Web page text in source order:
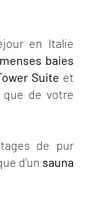
en Italie
baies
Suite et
de votre
de pur
d'un sauna